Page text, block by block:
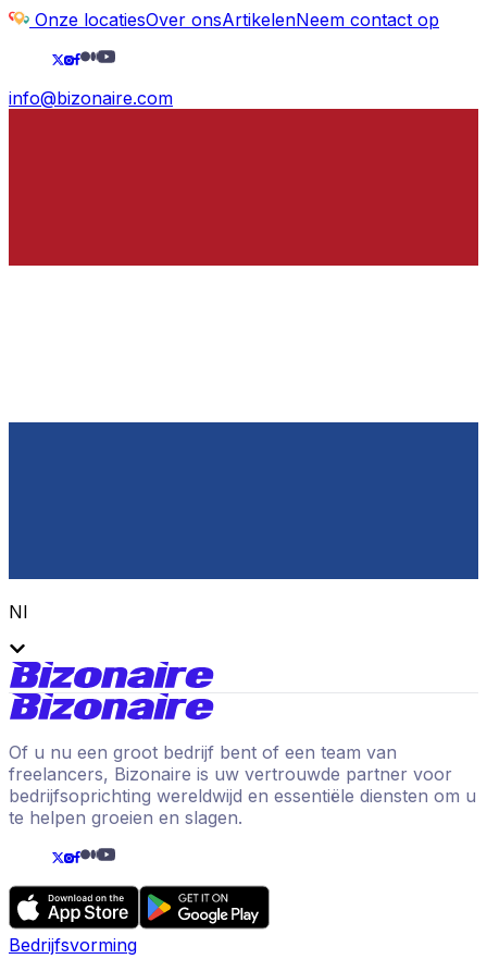
Onze locatiesOver onsArtikelenNeem contact op
info@bizonaire.com
Nl
Of u nu een groot bedrijf bent of een team van
freelancers, Bizonaire is uw vertrouwde partner voor
bedrijfsoprichting wereldwijd en essentiële diensten om u
te helpen groeien en slagen.
Bedrijfsvorming